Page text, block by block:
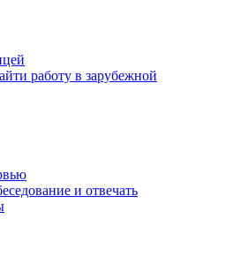
работу в зарубежной
и отвечать